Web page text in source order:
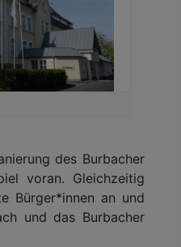
des Burbacher
voran. Gleichzeitig
Bürger*innen an und
und das Burbacher